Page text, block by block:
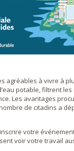
agréables à vivre à
potable, filtrent
Les avantages
de citadins a
votre
voir votre travail